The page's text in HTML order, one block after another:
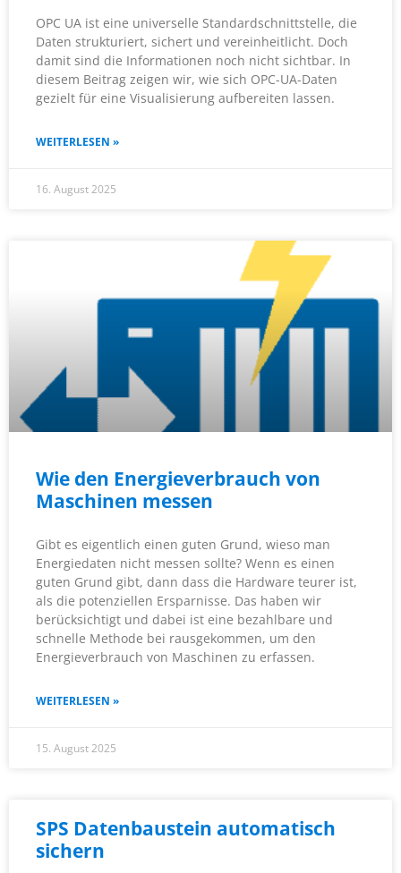
OPC UA ist eine universelle Standardschnittstelle, die
Daten strukturiert, sichert und vereinheitlicht. Doch
damit sind die Informationen noch nicht sichtbar. In
diesem Beitrag zeigen wir, wie sich OPC-UA-Daten
gezielt für eine Visualisierung aufbereiten lassen.
WEITERLESEN »
16. August 2025
Wie den Energieverbrauch von
Maschinen messen
Gibt es eigentlich einen guten Grund, wieso man
Energiedaten nicht messen sollte? Wenn es einen
guten Grund gibt, dann dass die Hardware teurer ist,
als die potenziellen Ersparnisse. Das haben wir
berücksichtigt und dabei ist eine bezahlbare und
schnelle Methode bei rausgekommen, um den
Energieverbrauch von Maschinen zu erfassen.
WEITERLESEN »
15. August 2025
SPS Datenbaustein automatisch
sichern